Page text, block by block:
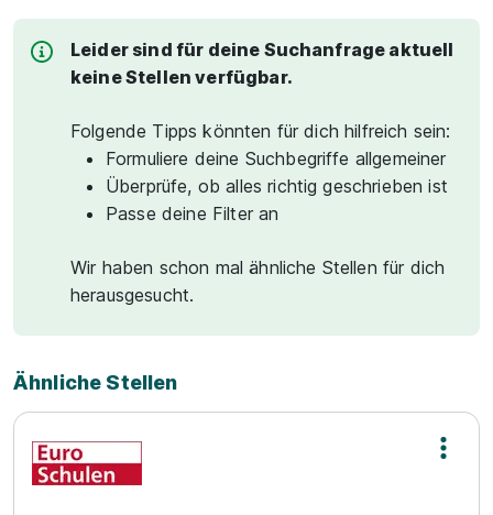
Leider sind für deine Suchanfrage aktuell
keine Stellen verfügbar.
Folgende Tipps könnten für dich hilfreich sein:
Formuliere deine Suchbegriffe allgemeiner
Überprüfe, ob alles richtig geschrieben ist
Passe deine Filter an
Wir haben schon mal ähnliche Stellen für dich
herausgesucht.
Ähnliche Stellen